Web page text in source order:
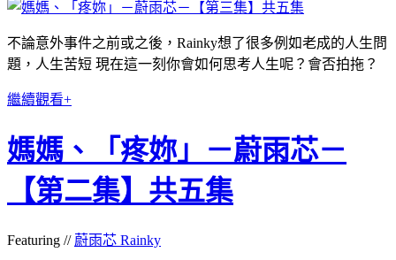
不論意外事件之前或之後，Rainky想了很多例如老成的人生問
題，人生苦短 現在這一刻你會如何思考人生呢？會否拍拖？
繼續觀看+
媽媽、「疼妳」－蔚雨芯－
【第二集】共五集
Featuring // 蔚雨芯 Rainky